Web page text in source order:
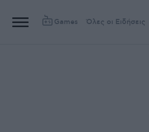
Games Όλες οι Ειδήσεις